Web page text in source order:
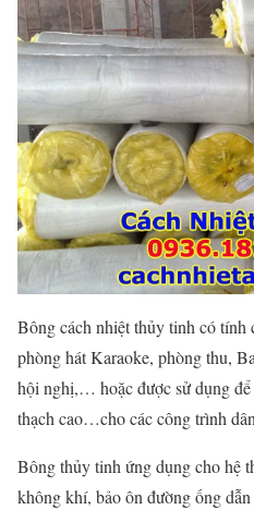
Bông cách nhiệt thủy tinh có tính
phòng hát Karaoke, phòng thu,
hội nghị,… hoặc được sử dụng để
thạch cao…cho các công trình
Bông thủy tinh ứng dụng cho hệ
không khí, bảo ôn đường ống